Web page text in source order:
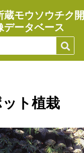
蔵モウソウチク
データベース
ト植栽